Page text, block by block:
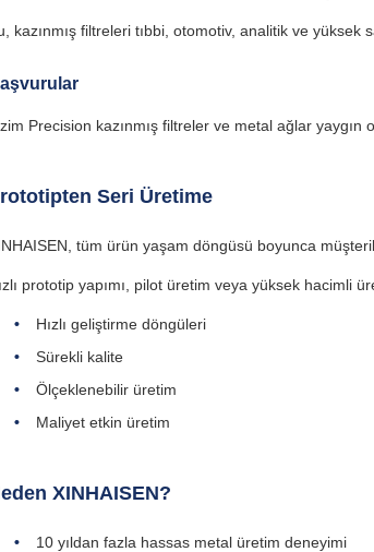
kazınmış filtreleri tıbbi, otomotiv, analitik ve yüksek
Precision kazınmış filtreler ve metal ağlar
Seri Üretime
tüm ürün yaşam döngüsü boyunca
prototip yapımı, pilot üretim veya yüksek hacimli
Hızlı geliştirme döngüleri
Sürekli kalite
Ölçeklenebilir üretim
Maliyet etkin üretim
XINHAISEN?
10 yıldan fazla hassas metal üretim deneyimi